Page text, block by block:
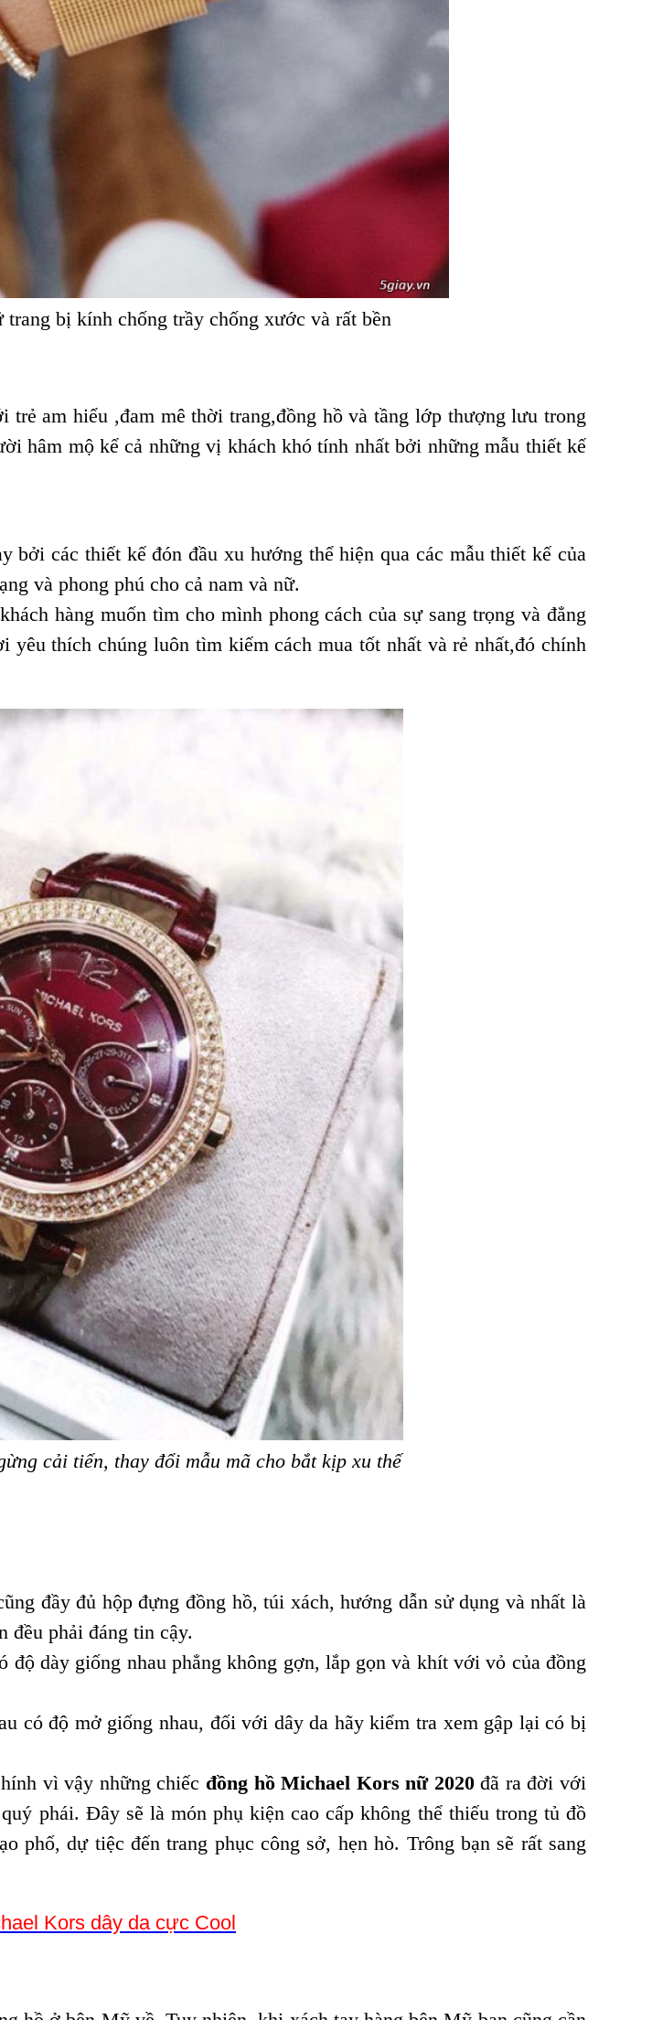
bị kính chống trầy chống xước và rất bền
am hiểu ,đam mê thời trang,đồng hồ và tầng lớp thượng lưu trong
hâm mộ kể cả những vị khách khó tính nhất bởi những mẫu thiết kế
các thiết kế đón đầu xu hướng thể hiện qua các mẫu thiết kế của
và phong phú cho cả nam và nữ.
hàng muốn tìm cho mình phong cách của sự sang trọng và đẳng
thích chúng luôn tìm kiếm cách mua tốt nhất và rẻ nhất,đó chính
cải tiến, thay đổi mẫu mã cho bắt kịp xu thế
đầy đủ hộp đựng đồng hồ, túi xách, hướng dẫn sử dụng và nhất là
đều phải đáng tin cậy.
dày giống nhau phẳng không gợn, lắp gọn và khít với vỏ của đồng
có độ mở giống nhau, đối với dây da hãy kiểm tra xem gập lại có bị
vì vậy những chiếc đồng hồ Michael Kors nữ 2020đã ra đời với
phái. Đây sẽ là món phụ kiện cao cấp không thể thiếu trong tủ đồ
phố, dự tiệc đến trang phục công sở, hẹn hò. Trông bạn sẽ rất sang
Kors dây da cực Cool